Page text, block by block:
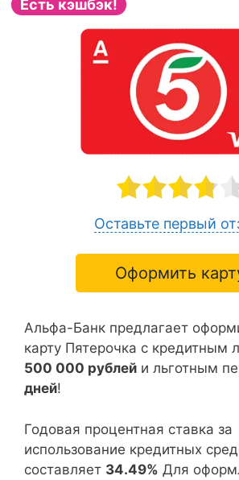
Есть кэшбэк!
Оставьте первый
Оформить
Альфа-Банк предлагает
карту Пятерочка с кредитным
500 000 рублей и льготным
дней!
Годовая процентная ставка за
использование кредитных
составляет 34.49% Для